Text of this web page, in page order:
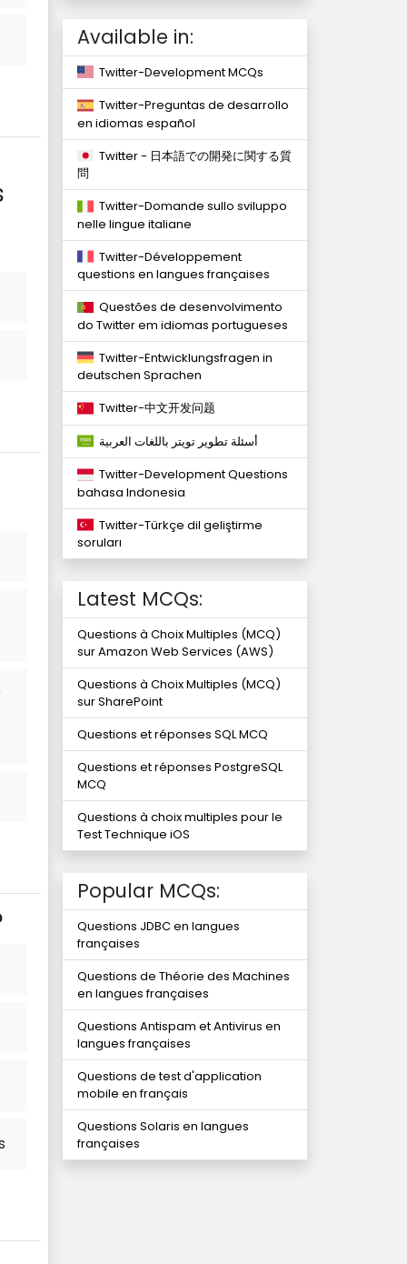
Available in:
Twitter-Development MCQs
Twitter-Preguntas de desarrollo
en idiomas español
Twitter - 日本語での開発に関する質
問
Twitter-Domande sullo sviluppo
nelle lingue italiane
Twitter-Développement
questions en langues françaises
Questões de desenvolvimento
do Twitter em idiomas portugueses
Twitter-Entwicklungsfragen in
deutschen Sprachen
Twitter-中文开发问题
أسئلة تطوير تويتر باللغات العربية
Twitter-Development Questions
bahasa Indonesia
Twitter-Türkçe dil geliştirme
soruları
Latest MCQs:
Questions à Choix Multiples (MCQ)
sur Amazon Web Services (AWS)
Questions à Choix Multiples (MCQ)
sur SharePoint
Questions et réponses SQL MCQ
Questions et réponses PostgreSQL
MCQ
Questions à choix multiples pour le
Test Technique iOS
Popular MCQs:
Questions JDBC en langues
françaises
Questions de Théorie des Machines
en langues françaises
Questions Antispam et Antivirus en
langues françaises
Questions de test d'application
mobile en français
Questions Solaris en langues
françaises